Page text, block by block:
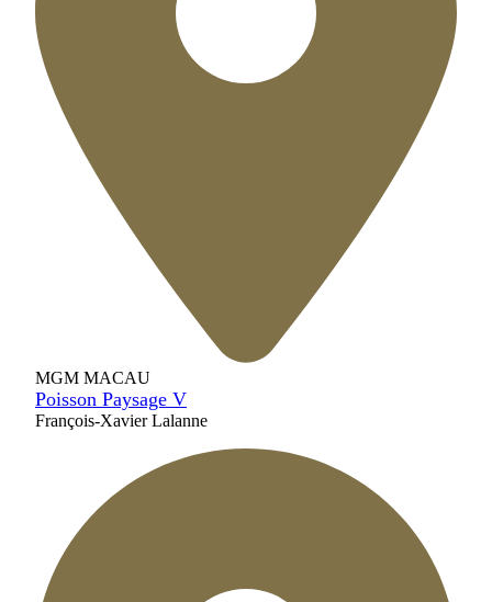
MGM MACAU
Poisson Paysage V
François-Xavier Lalanne